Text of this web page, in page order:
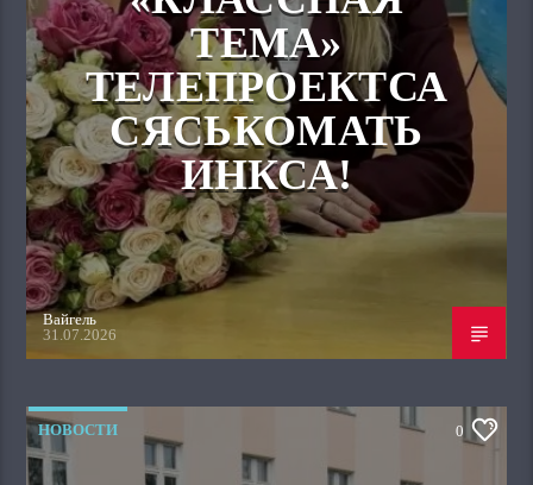
ТЕМА»
ТЕЛЕПРОЕКТСА
СЯСЬКОМАТЬ
ИНКСА!
Вайгель
31.07.2026
НОВОСТИ 0